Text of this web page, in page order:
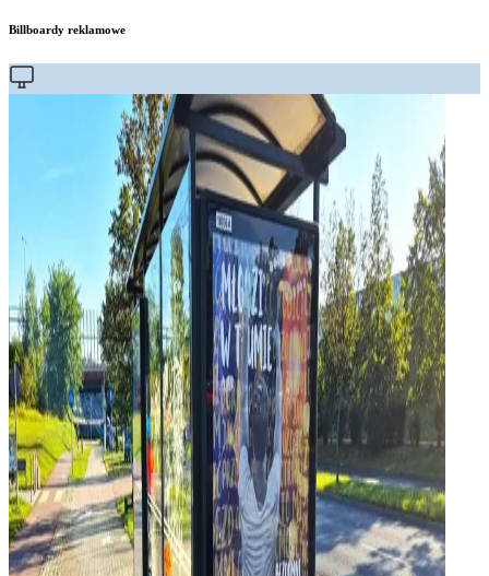
Billboardy reklamowe